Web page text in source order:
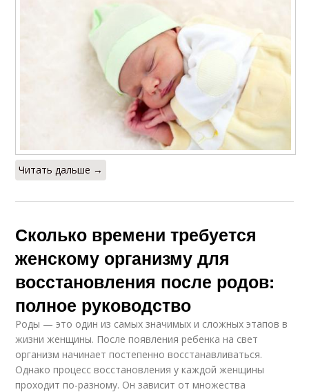
Читать дальше →
Сколько времени требуется
женскому организму для
восстановления после родов:
полное руководство
Роды — это один из самых значимых и сложных этапов в
жизни женщины. После появления ребенка на свет
организм начинает постепенно восстанавливаться.
Однако процесс восстановления у каждой женщины
проходит по-разному. Он зависит от множества